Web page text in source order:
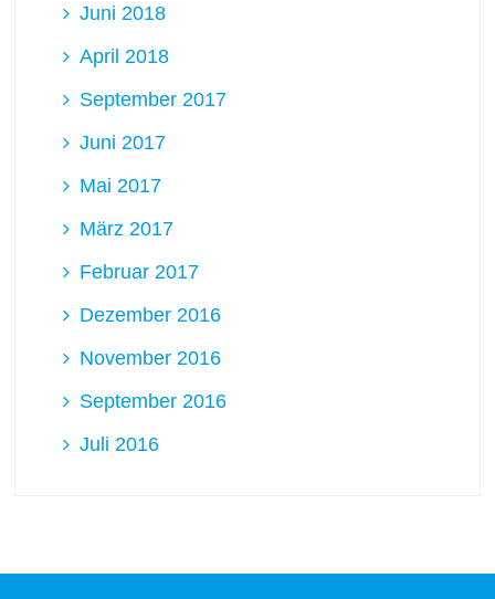
Juni 2018
April 2018
September 2017
Juni 2017
Mai 2017
März 2017
Februar 2017
Dezember 2016
November 2016
September 2016
Juli 2016